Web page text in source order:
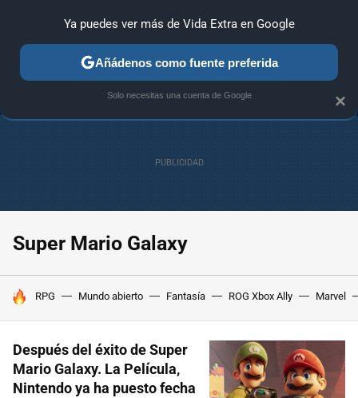
MENÚ NUEVO
GUÍAS Y TRUCOS PC SONY
Super Mario Galaxy
HOY SE HABLA DE
RPG Mundo abierto Fantasía ROG Xbox Ally Marvel
Después del éxito de Super
Mario Galaxy. La Película,
Nintendo ya ha puesto fecha
×
Ya puedes ver más de Vida Extra en Google
Añádenos como fuente preferida
Solo necesitas una cuenta de Google